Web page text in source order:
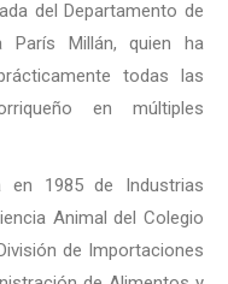
del Departamento de
París Millán, quien ha
todas las
en múltiples
en 1985 de Industrias
Animal del Colegio
de Importaciones